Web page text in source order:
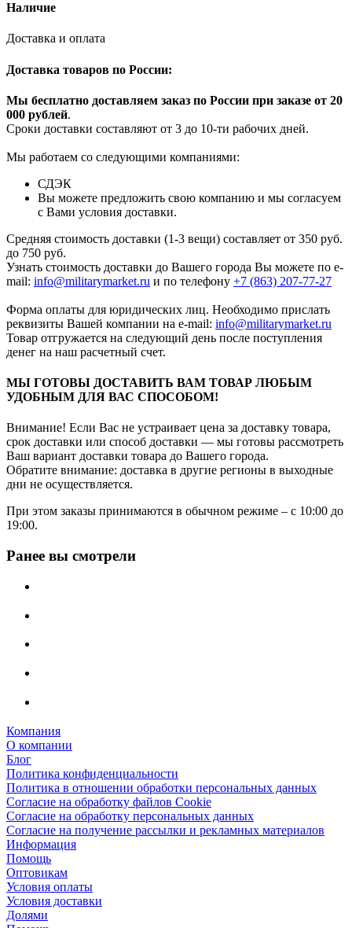
Наличие
Доставка и оплата
Доставка товаров по России:
Мы бесплатно доставляем заказ по России при заказе от 20
000 рублей.
Сроки доставки составляют от 3 до 10-ти рабочих дней.
Мы работаем со следующими компаниями:
СДЭК
Вы можете предложить свою компанию и мы согласуем
с Вами условия доставки.
Средняя стоимость доставки (1-3 вещи) составляет от 350 руб.
до 750 руб.
Узнать стоимость доставки до Вашего города Вы можете по e-
mail: info@militarymarket.ru и по телефону +7 (863) 207-77-27
Форма оплаты для юридических лиц. Необходимо прислать
реквизиты Вашей компании на е-mail: info@militarymarket.ru
Товар отгружается на следующий день после поступления
денег на наш расчетный счет.
МЫ ГОТОВЫ ДОСТАВИТЬ ВАМ ТОВАР ЛЮБЫМ
УДОБНЫМ ДЛЯ ВАС СПОСОБОМ!
Внимание! Если Вас не устраивает цена за доставку товара,
срок доставки или способ доставки — мы готовы рассмотреть
Ваш вариант доставки товара до Вашего города.
Обратите внимание: доставка в другие регионы в выходные
дни не осуществляется.
При этом заказы принимаются в обычном режиме – с 10:00 до
19:00.
Ранее вы смотрели
Компания
О компании
Блог
Политика конфиденциальности
Политика в отношении обработки персональных данных
Согласие на обработку файлов Cookie
Согласие на обработку персональных данных
Согласие на получение рассылки и рекламных материалов
Информация
Помощь
Оптовикам
Условия оплаты
Условия доставки
Долями